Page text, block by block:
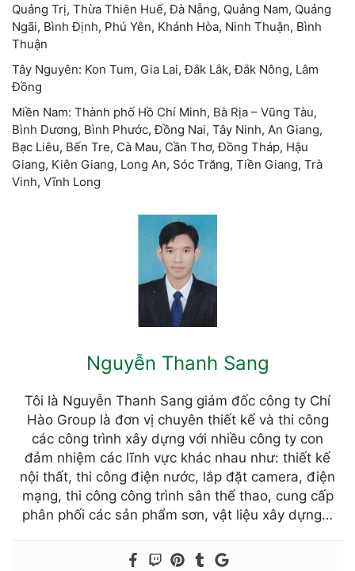
Quảng Trị, Thừa Thiên Huế, Đà Nẵng, Quảng Nam, Quảng
Ngãi, Bình Định, Phú Yên, Khánh Hòa, Ninh Thuận, Bình
Thuận
Tây Nguyên: Kon Tum, Gia Lai, Đắk Lắk, Đắk Nông, Lâm
Đồng
Miền Nam: Thành phố Hồ Chí Minh, Bà Rịa – Vũng Tàu,
Bình Dương, Bình Phước, Đồng Nai, Tây Ninh, An Giang,
Bạc Liêu, Bến Tre, Cà Mau, Cần Thơ, Đồng Tháp, Hậu
Giang, Kiên Giang, Long An, Sóc Trăng, Tiền Giang, Trà
Vinh, Vĩnh Long
Nguyễn Thanh Sang
Tôi là Nguyễn Thanh Sang giám đốc công ty Chí
Hào Group là đơn vị chuyên thiết kế và thi công
các công trình xây dựng với nhiều công ty con
đảm nhiệm các lĩnh vực khác nhau như: thiết kế
nội thất, thi công điện nước, lắp đặt camera, điện
mạng, thi công công trình sân thể thao, cung cấp
phân phối các sản phẩm sơn, vật liệu xây dựng…